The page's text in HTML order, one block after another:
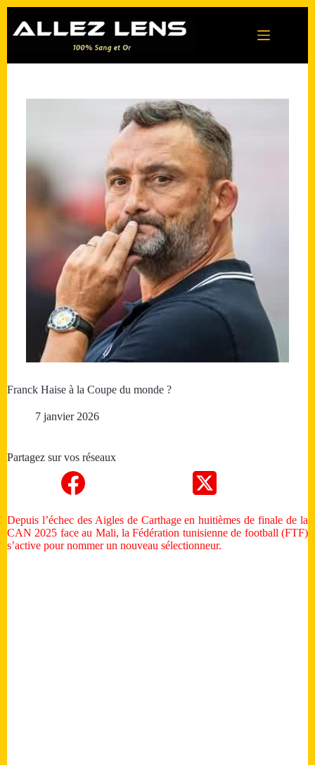
contenu
Franck Haise à la Coupe du monde ?
7 janvier 2026
Partagez sur vos réseaux
Depuis l’échec des Aigles de Carthage en huitièmes de finale de la
CAN 2025 face au Mali, la Fédération tunisienne de football (FTF)
s’active pour nommer un nouveau sélectionneur.